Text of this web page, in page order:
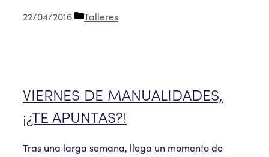
22/04/2016
Categorías
Talleres
VIERNES DE MANUALIDADES,
¡¿TE APUNTAS?!
Tras una larga semana, llega un momento de